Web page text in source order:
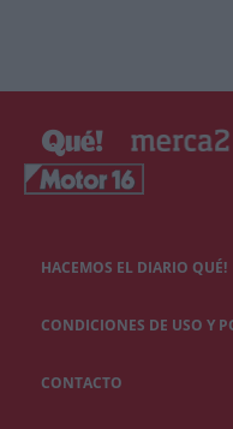
HACEMOS EL DIARIO QUÉ!
CONDICIONES DE USO Y
CONTACTO